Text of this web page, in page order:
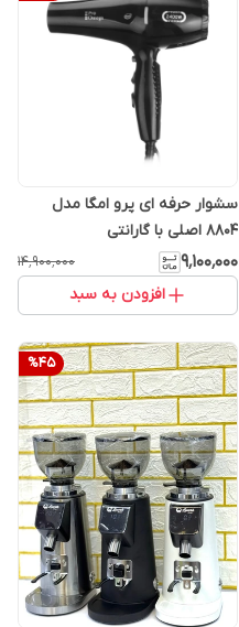
سشوار حرفه ای پرو امگا مدل
8804 اصلی با گارانتی
۹٬۱۰۰٬۰۰۰ ۱۴٬۹۰۰٬۰۰۰
افزودن به سبد
%45